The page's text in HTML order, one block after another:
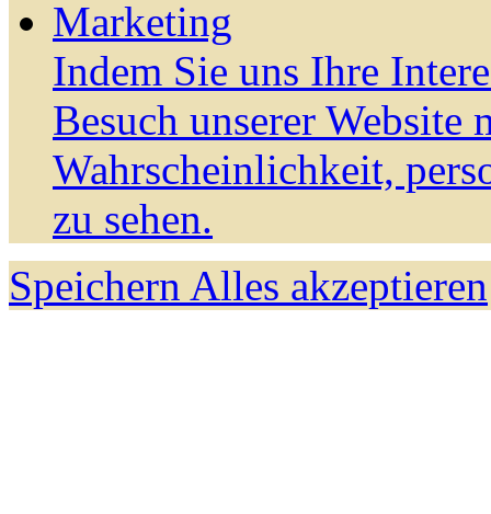
Marketing
Indem Sie uns Ihre
Besuch unserer Website
Wahrscheinlichkeit,
zu sehen.
Speichern Alles akzeptieren